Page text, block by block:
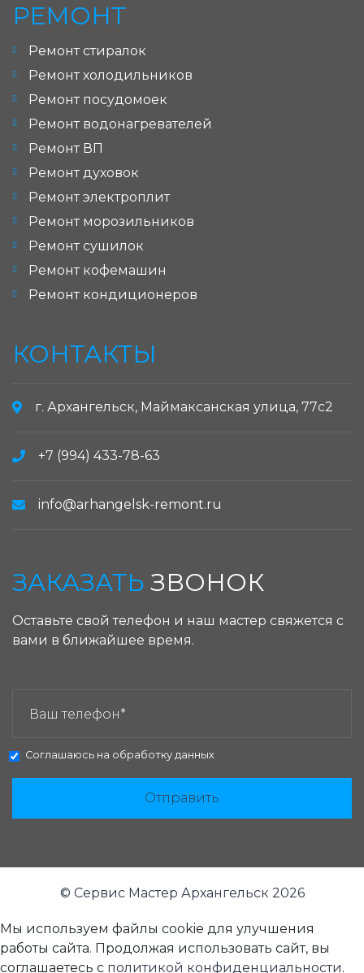
РЕМОНТ
Ремонт стиралок
Ремонт холодильников
Ремонт посудомоек
Ремонт водонагревателей
Ремонт ВП
Ремонт духовок
Ремонт электроплит
Ремонт морозильников
Ремонт сушилок
Ремонт кофемашин
Ремонт кондиционеров
КОНТАКТЫ
г. Архангельск, Маймаксанская улица, 77с2
+7 (994) 433-78-63
info@arhangelsk-remont.ru
ЗАКАЗАТЬ ЗВОНОК
Оставьте свой телефон и наш мастер свяжется с
вами в ближайшее время.
Соглашаюсь на обработку данных
Отправить
© Сервис Мастер Архангельск 2026
Мы используем файлы cookie для улучшения
работы сайта. Продолжая использовать сайт, вы
соглашаетесь с политикой конфиденциальности.